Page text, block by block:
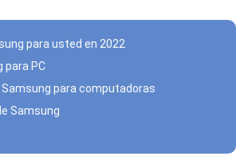
para usted en 2022
para PC
para computadoras
Samsung